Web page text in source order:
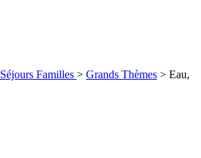
Séjours Familles > Grands Thèmes > Eau,